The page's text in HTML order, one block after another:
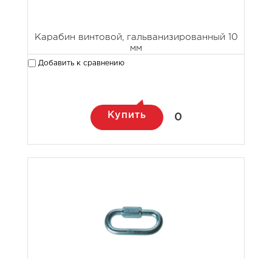
Карабин винтовой, гальванизированный 10
мм
Добавить к сравнению
Купить 0